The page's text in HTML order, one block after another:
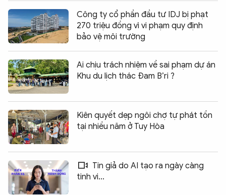
Công ty cổ phần đầu tư IDJ bị phạt
270 triệu đồng vì vi phạm quy định
bảo vệ môi trường
Ai chịu trách nhiệm về sai phạm dự án
Khu du lịch thác Đam B’ri ?
Kiên quyết dẹp ngôi chợ tự phát tồn
tại nhiều năm ở Tuy Hòa
Tin giả do AI tạo ra ngày càng
tinh vi...